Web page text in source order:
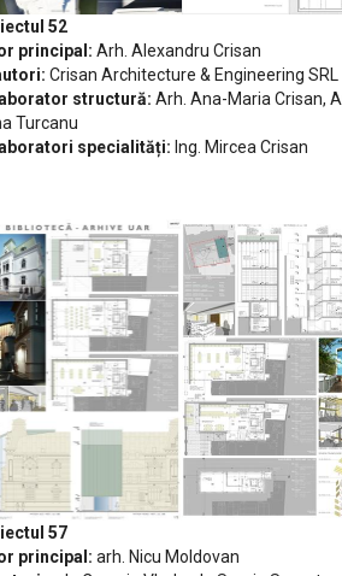
52
principal: Arh. Alexandru Crisan
Crisan Architecture & Engineering SRL
structură: Arh. Ana-Maria Crisan,
Turcanu
specialități: Ing. Mircea Crisan
57
principal: arh. Nicu Moldovan